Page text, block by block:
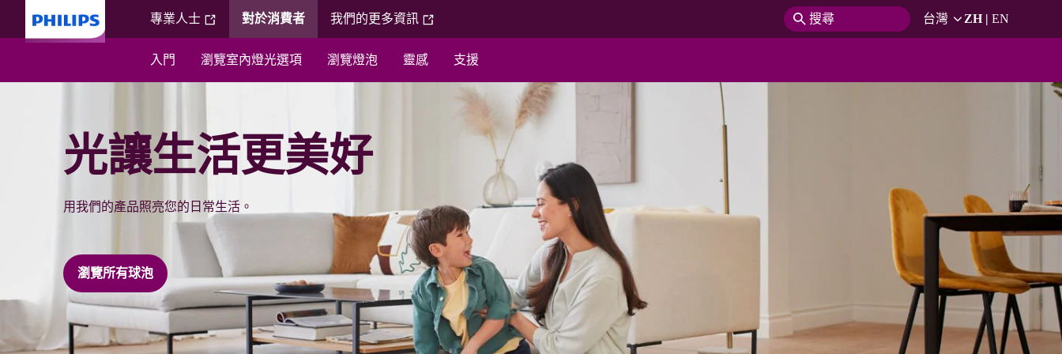
專業人士 對於消費者 我們的更多資訊 搜尋 台灣 ZH | EN
入門 瀏覽室內燈光選項 瀏覽燈泡 靈感 支援
光讓生活更美好
用我們的產品照亮您的日常生活。
瀏覽所有球泡